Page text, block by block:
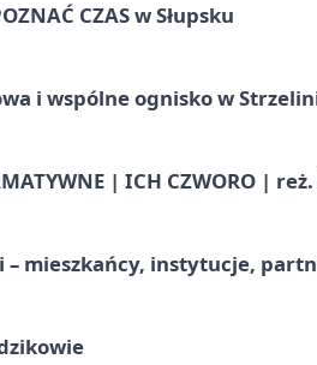
CZAS w Słupsku
i wspólne ognisko w
| ICH CZWORO |
– mieszkańcy, instytucje,